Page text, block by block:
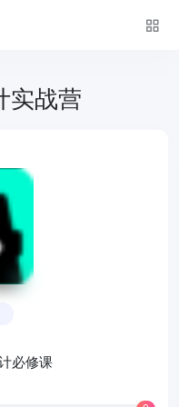
实战营
必修课